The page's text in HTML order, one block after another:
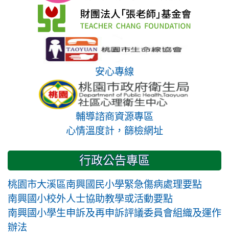
安心專線
輔導諮商資源專區
心情溫度計，篩檢網址
行政公告專區
桃園市大溪區南興國民小學緊急傷病處理要點
南興國小校外人士協助教學或活動要點
南興國小學生申訴及再申訴評議委員會組織及運作
辦法